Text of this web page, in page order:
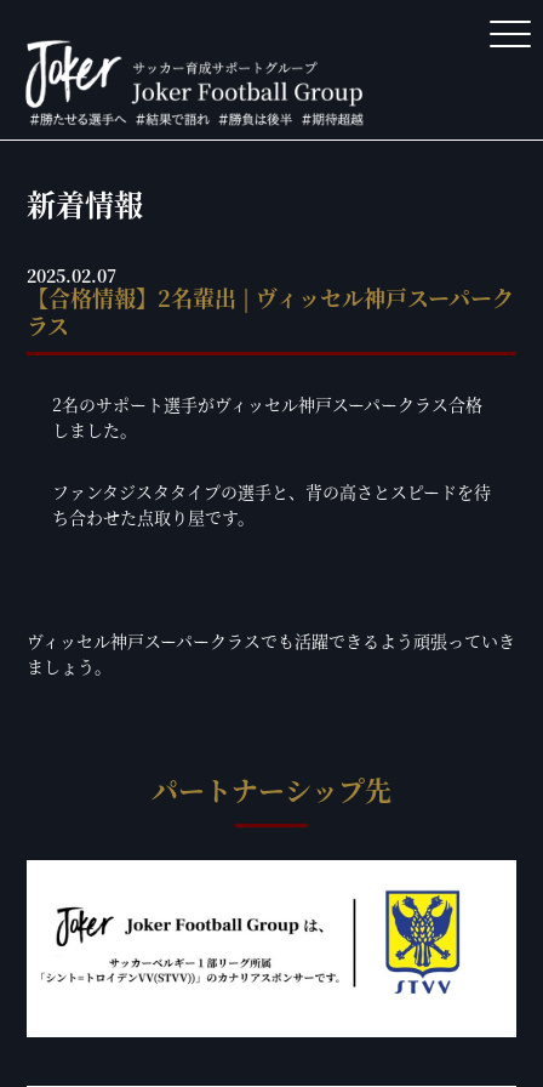
新着情報
【合格情報】2名輩出 | ヴィッセル神戸スーパーク
ラス
2025.02.07
2名のサポート選手がヴィッセル神戸スーパークラス合格
しました。
ファンタジスタタイプの選手と、背の高さとスピードを待
ち合わせた点取り屋です。
ヴィッセル神戸スーパークラスでも活躍できるよう頑張っていき
ましょう。
パートナーシップ先